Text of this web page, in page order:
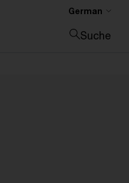
German
Suche